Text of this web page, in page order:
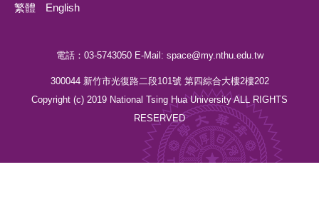
繁體 English
電話：03-5743050 E-Mail: space@my.nthu.edu.tw
300044 新竹市光復路二段101號 第四綜合大樓2樓202
Copyright (c) 2019 National Tsing Hua University ALL RIGHTS
RESERVED